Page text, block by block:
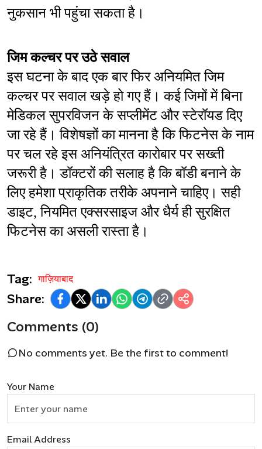
नुकसान भी पहुंचा सकता है।
जिम कल्चर पर उठे सवाल
इस घटना के बाद एक बार फिर अनियमित जिम
कल्चर पर सवाल खड़े हो गए हैं। कई जिमों में बिना
मेडिकल सुपरविजन के सप्लीमेंट और स्टेरॉयड दिए
जा रहे हैं। विशेषज्ञों का मानना है कि फिटनेस के नाम
पर चल रहे इस अनियंत्रित कारोबार पर सख्ती
जरूरी है। डॉक्टरों की सलाह है कि बॉडी बनाने के
लिए हमेशा प्राकृतिक तरीके अपनाने चाहिए। सही
डाइट, नियमित एक्सरसाइज और धैर्य ही सुरक्षित
फिटनेस का असली रास्ता है।
Tag: गाज़ियाबाद
Share:
Comments (0)
No comments yet. Be the first to comment!
Your Name
Email Address